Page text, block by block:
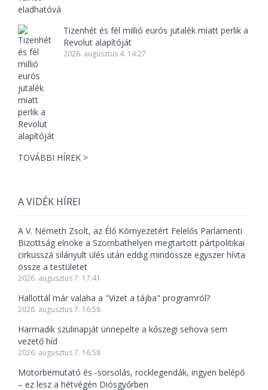
Tizenhét és fél millió eurós jutalék miatt perlik a
Revolut alapítóját
2026. augusztus 4. 14:27
TOVÁBBI HÍREK >
A VIDÉK HÍREI
A V. Németh Zsolt, az Élő Környezetért Felelős Parlamenti
Bizottság elnöke a Szombathelyen megtartott pártpolitikai
cirkusszá silányult ülés után eddig mindössze egyszer hívta
össze a testületet
2026. augusztus 7. 17:41
Hallottál már valaha a "Vizet a tájba" programról?
2026. augusztus 7. 16:58
Harmadik szülinapját ünnepelte a kőszegi sehova sem
vezető híd
2026. augusztus 7. 16:58
Motorbemutató és -sorsolás, rocklegendák, ingyen belépő
– ez lesz a hétvégén Diósgyőrben